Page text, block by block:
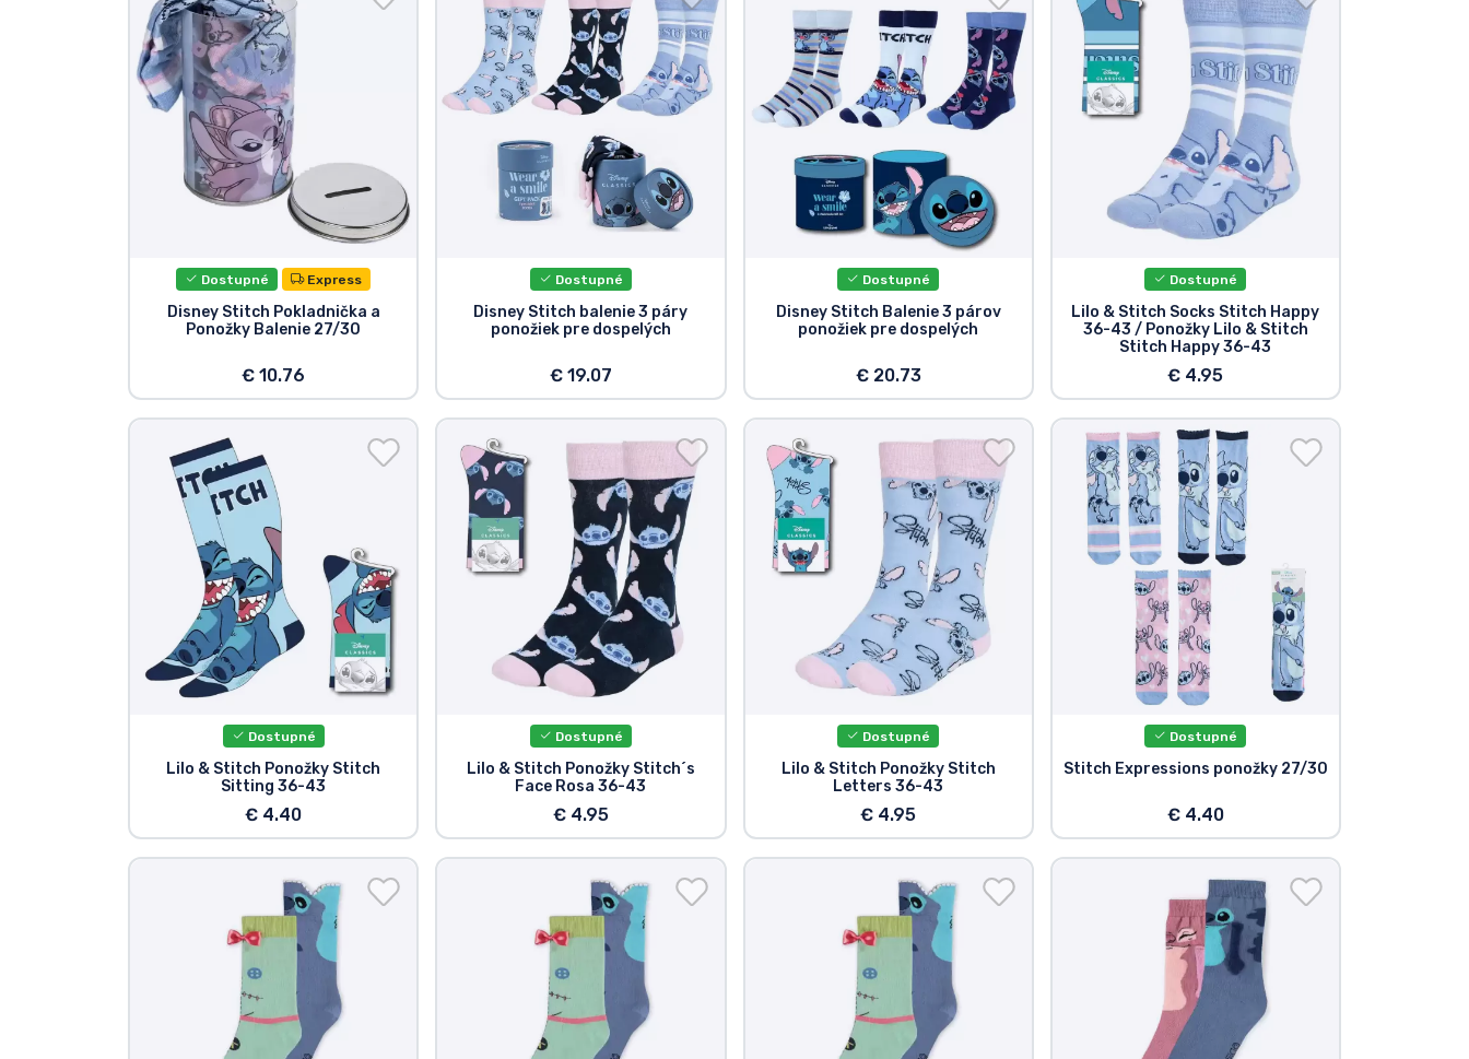
Dostupné Express
Disney Stitch Pokladnička a
Ponožky Balenie 27/30
€ 10.76
Dostupné
Disney Stitch balenie 3 páry
ponožiek pre dospelých
€ 19.07
Dostupné
Disney Stitch Balenie 3 párov
ponožiek pre dospelých
€ 20.73
Dostupné
Lilo & Stitch Socks Stitch Happy
36-43 / Ponožky Lilo & Stitch
Stitch Happy 36-43
€ 4.95
Dostupné
Lilo & Stitch Ponožky Stitch
Sitting 36-43
€ 4.40
Dostupné
Lilo & Stitch Ponožky Stitch´s
Face Rosa 36-43
€ 4.95
Dostupné
Lilo & Stitch Ponožky Stitch
Letters 36-43
€ 4.95
Dostupné
Stitch Expressions ponožky 27/30
€ 4.40
Zoradiť podľa série
Zoradiť podľa filmov
Zoradiť podľa karikatúry
Zoradiť podľa hier
Zoradiť podľa športu
Zoradiť podľa hudby
Typy výrobkov